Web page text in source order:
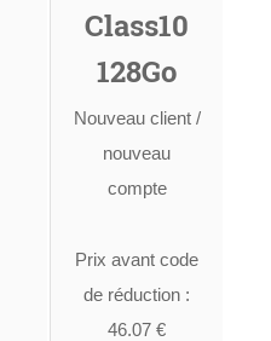
Class10
128Go
Nouveau client /
nouveau
compte
Prix avant code
de réduction :
46.07 €